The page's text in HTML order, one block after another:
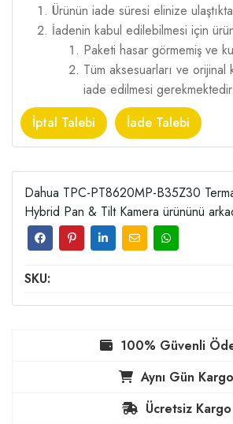
Ürünün iade süresi elinize
İadenin kabul edilebilmesi için
Paketi hasar görmemiş ve
Tüm aksesuarları ve
iade edilmesi gerekmektedir.
İptal Talebi
İade Talebi
Dahua TPC-PT8620MP-B35Z30
Hybrid Pan & Tilt Kamera ürününü
SKU:
100% Güvenli
Aynı Gün Kargo
Ücretsiz Kargo